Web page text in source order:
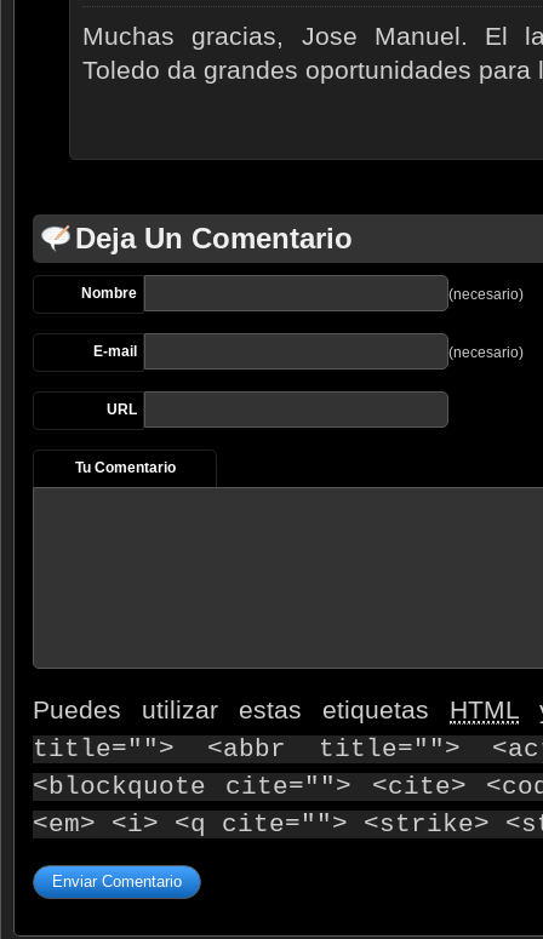
Muchas gracias, Jose Manuel. El
Toledo da grandes oportunidades para
Deja Un Comentario
Nombre (necesario)
E-mail (necesario)
URL
Tu Comentario
Puedes utilizar estas etiquetas HTML
title=""> <abbr title="">
<blockquote cite=""> <cite>
<em> <i> <q cite=""> <strike>